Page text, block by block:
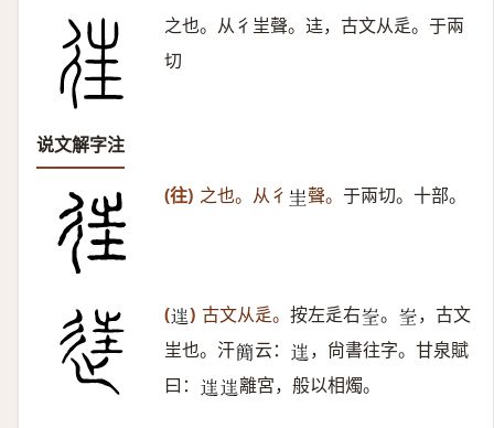
之也。从彳㞷聲。迬，古文从辵。于兩
切
说文解字注
(往) 之也。从彳 𡉚 聲。 于兩切。十部。
(𨓹 ) 古文从辵。 按左辵右𡴍 。 𡴍 ，古文
㞷也。汗𥳑 云： 𨓹 ，尙書往字。甘泉賦
曰： 𨓹 𨓹 離宮，般以相燭。